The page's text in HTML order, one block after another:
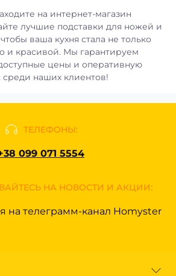
на интернет-магазин
лучшие подставки для ножей и
ваша кухня стала не только
и красивой. Мы гарантируем
цены и оперативную
среди наших клиентов!
ТЕЛЕФОНЫ:
099 071 5554
НА НОВОСТИ И АКЦИИ:
на телеграмм-канал Homyster